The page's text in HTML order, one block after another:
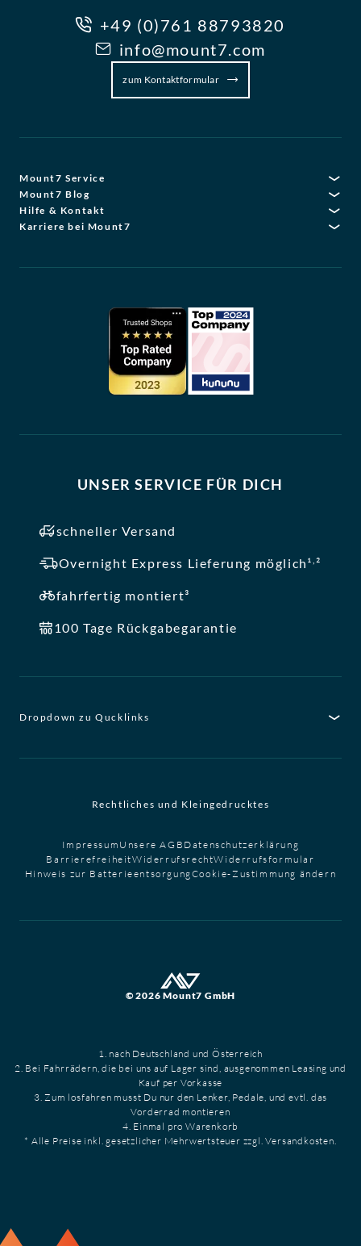
+49 (0)761 88793820
info@mount7.com
zum Kontaktformular
Mount7 Service
Mount7 Blog
Hilfe & Kontakt
Karriere bei Mount7
UNSER SERVICE FÜR DICH
schneller Versand
Overnight Express Lieferung möglich¹ ,²
fahrfertig montiert³
100 Tage Rückgabegarantie
Dropdown zu Qucklinks
Rechtliches und Kleingedrucktes
Impressum Unsere AGB Datenschutzerklärung
BarrierefreiheitWiderrufsrechtWiderrufsformular
Hinweis zur BatterieentsorgungCookie-Zustimmung ändern
© 2026 Mount7 GmbH
1. nach Deutschland und Österreich
2. Bei Fahrrädern, die bei uns auf Lager sind, ausgenommen Leasing und
Kauf per Vorkasse
3. Zum losfahren musst Du nur den Lenker, Pedale, und evtl. das
Vorderrad montieren
4. Einmal pro Warenkorb
* Alle Preise inkl. gesetzlicher Mehrwertsteuer zzgl. Versandkosten.